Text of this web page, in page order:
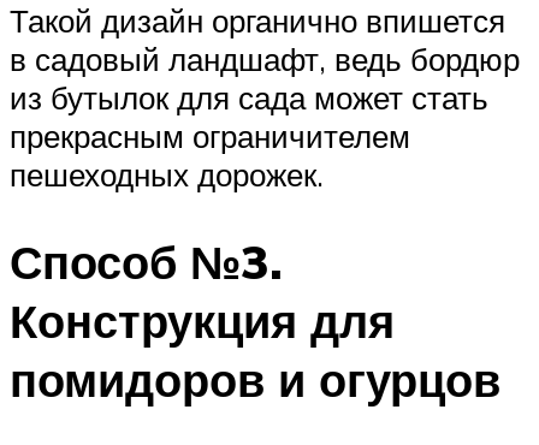
Такой дизайн органично впишется
в садовый ландшафт, ведь бордюр
из бутылок для сада может стать
прекрасным ограничителем
пешеходных дорожек.
Способ №3.
Конструкция для
помидоров и огурцов